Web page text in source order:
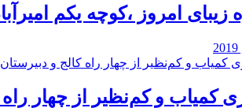
زیبای امروز ،کوچه یکم
کمیاب و کم‌نظیر از چهار راه